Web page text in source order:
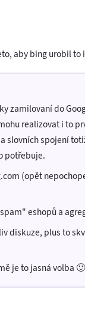
aby bing urobil to
zamilovaní do
realizovat i to
slovních spojení
potřebuje.
(opět
eshopů a
diskuze, plus to
je to jasná volba 🙂